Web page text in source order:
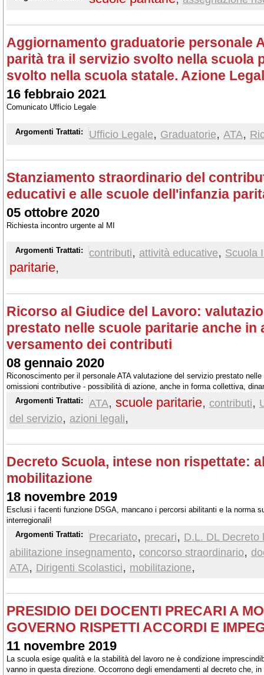
Aggiornamento graduatorie personale
parità tra il servizio svolto nella scuola
svolto nella scuola statale. Azione
16 febbraio 2021
Comunicato Ufficio Legale
Argomenti Trattati: Ufficio Legale, Graduatorie, ATA,
Stanziamento straordinario del
educativi e alle scuole dell'infanzia
05 ottobre 2020
Richiesta incontro urgente al MI
Argomenti Trattati: contributi, attività educative, Scuola
paritarie,
Ricorso al Giudice del Lavoro:
prestato nelle scuole paritarie anche in
versamento dei contributi
08 gennaio 2020
Riconoscimento per il personale ATA valutazione del servizio prestato
omissioni contributive - possibilità di azione, anche in forma collettiva,
ottenere la valutazione del servizio prestato anche in caso di omissioni
Argomenti Trattati: ATA, scuole paritarie, contributi,
del servizio, azioni legali,
Decreto Scuola, intese non rispettate:
mobilitazione
18 novembre 2019
Esclusi i facenti funzione DSGA, mancano i percorsi abilitanti e la norma
interregionali!
Argomenti Trattati:
Precariato, precari, D.L. DL Decreto
abilitazione insegnamento, concorso straordinario,
ATA, Dirigenti Scolastici, mobilitazione,
PRESIDIO DEI DOCENTI PRECARI A
GOVERNO RISPETTI ACCORDI E
11 novembre 2019
La scuola esige qualità e la stabilità del lavoro ne è condizione
vanno in questa direzione. Occorrono degli emendamenti al decreto che,